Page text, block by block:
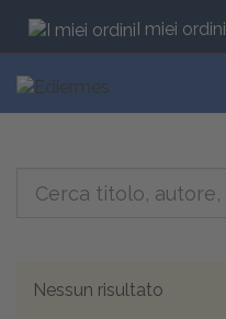
I miei ordini
Nessun risultato